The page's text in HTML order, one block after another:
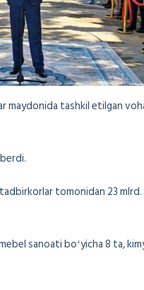
maydonida tashkil etilgan
tomonidan 23
sanoati boʻyicha 8 ta,